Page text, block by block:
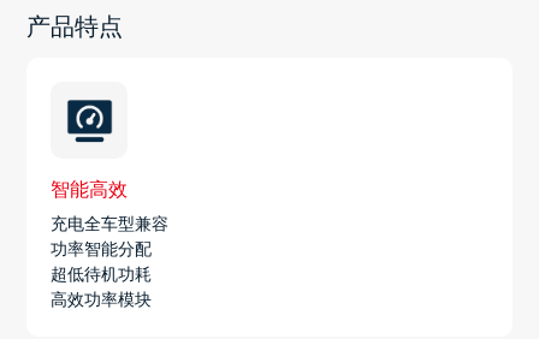
产品特点
智能高效
充电全车型兼容
功率智能分配
超低待机功耗
高效功率模块